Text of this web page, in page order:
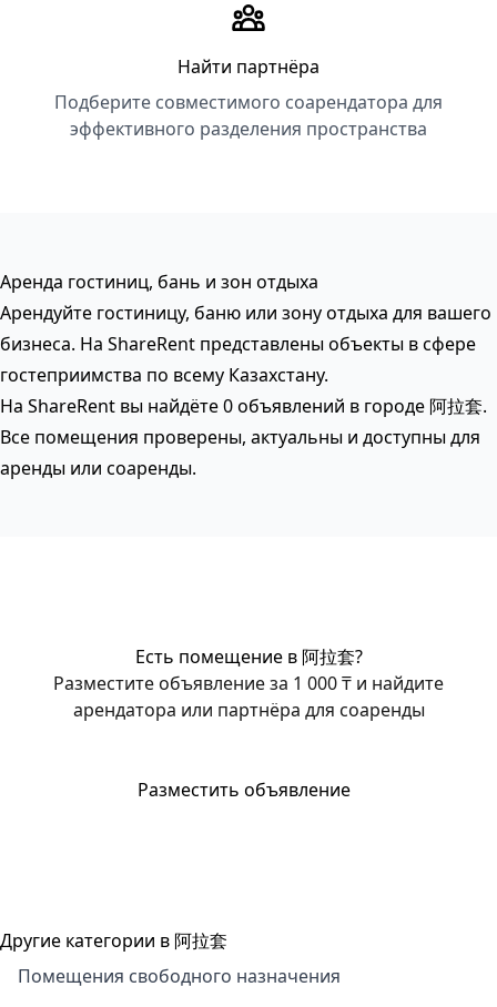
Найти партнёра
Подберите совместимого соарендатора для
эффективного разделения пространства
Аренда гостиниц, бань и зон отдыха
Арендуйте гостиницу, баню или зону отдыха для вашего
бизнеса. На ShareRent представлены объекты в сфере
гостеприимства по всему Казахстану.
На ShareRent вы найдёте 0 объявлений в городе 阿拉套.
Все помещения проверены, актуальны и доступны для
аренды или соаренды.
Есть помещение в 阿拉套?
Разместите объявление за 1 000 ₸ и найдите
арендатора или партнёра для соаренды
Разместить объявление
Другие категории в 阿拉套
Помещения свободного назначения